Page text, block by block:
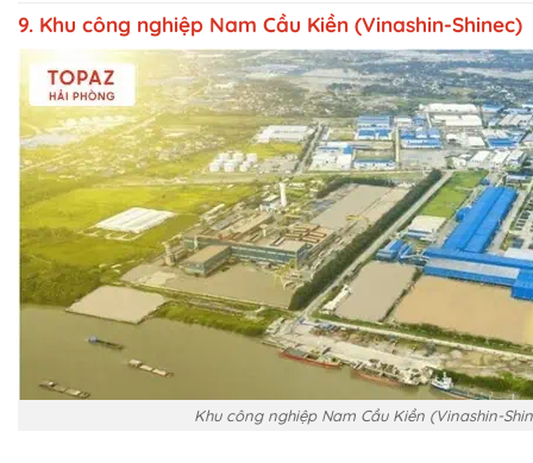
9. Khu công nghiệp Nam Cầu Kiền (Vinashin-Shinec)
Khu công nghiệp Nam Cầu Kiền (Vinashin-